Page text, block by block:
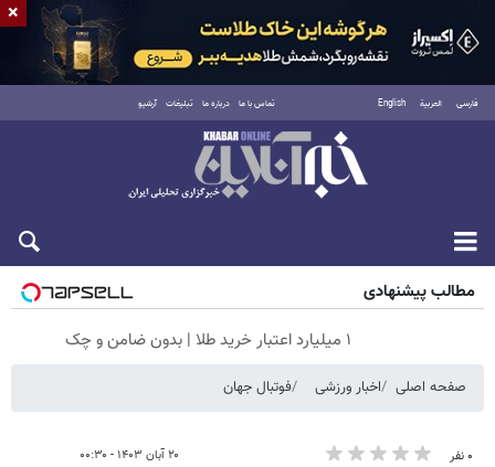
فارسی العربية English تماس با ما درباره ما تبلیغات آرشیو
جمعه ۱۶ مرداد ۱۴۰۵
مطالب پیشنهادی
۱ میلیارد اعتبار خرید طلا | بدون ضامن و چک
صفحه اصلی اخبار ورزشی فوتبال جهان
۰ نفر ۲۰ آبان ۱۴۰۳ - ۰۰:۳۰
×